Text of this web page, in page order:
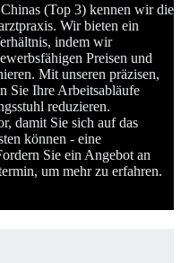
(Top 3) kennen wir die
Wir bieten ein
indem wir
Preisen und
Mit unseren präzisen,
Sie Ihre Arbeitsabläufe
reduzieren.
damit Sie sich auf das
können - eine
Sie ein Angebot an
um mehr zu erfahren.